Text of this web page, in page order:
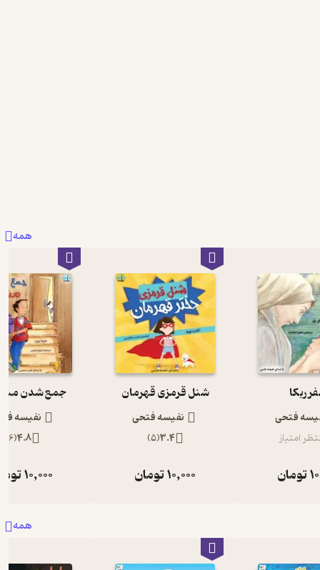
همه
ربکا
فتحی
امتیاز
تومان
شنل قرمزی قهرمان
نفیسه فتحی
3.4
(
5
)
10,000تومان
جمع شدن
نفیسه
4.8
(
6
10,000
همه